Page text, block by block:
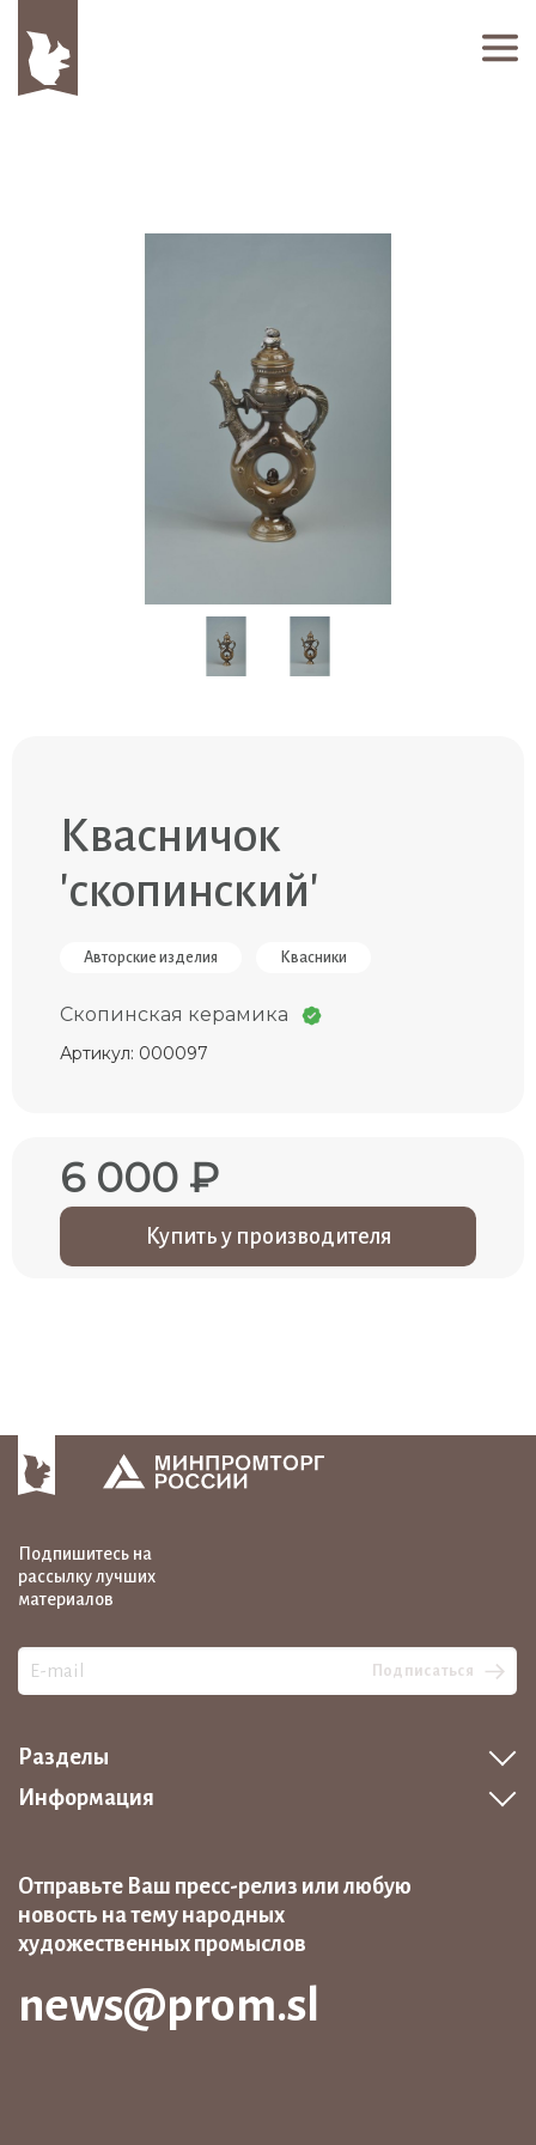
Квасничок
'скопинский'
Авторские изделия Квасники
Скопинская керамика
Артикул: 000097
6 000 ₽
Купить у производителя
Подпишитесь на
рассылку лучших
материалов
Подписаться
Разделы
Информация
Отправьте Ваш пресс-релиз или любую
новость на тему народных
художественных промыслов
news@prom.sl